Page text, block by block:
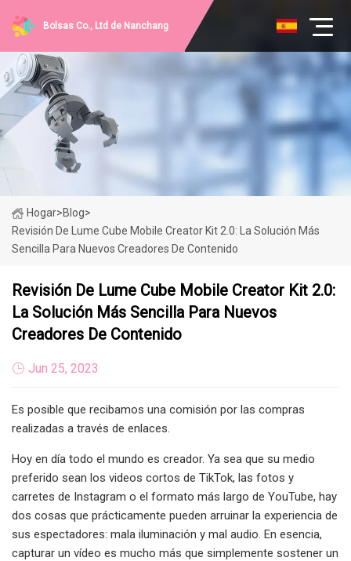
Bolsas Co., Ltd de Nanchang
Hogar>Blog>
Revisión De Lume Cube Mobile Creator Kit 2.0: La Solución Más
Sencilla Para Nuevos Creadores De Contenido
Revisión De Lume Cube Mobile Creator Kit 2.0:
La Solución Más Sencilla Para Nuevos
Creadores De Contenido
Jun 25, 2023
Es posible que recibamos una comisión por las compras
realizadas a través de enlaces.
Hoy en día todo el mundo es creador. Ya sea que su medio
preferido sean los videos cortos de TikTok, las fotos y
carretes de Instagram o el formato más largo de YouTube, hay
dos cosas que prácticamente pueden arruinar la experiencia de
sus espectadores: mala iluminación y mal audio. En esencia,
capturar un vídeo es mucho más que simplemente sostener un